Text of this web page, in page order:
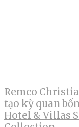
Remco
tạo kỳ quan
Hotel & Villas